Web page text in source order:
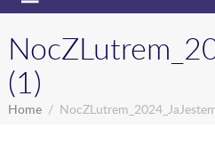
(1)
Home